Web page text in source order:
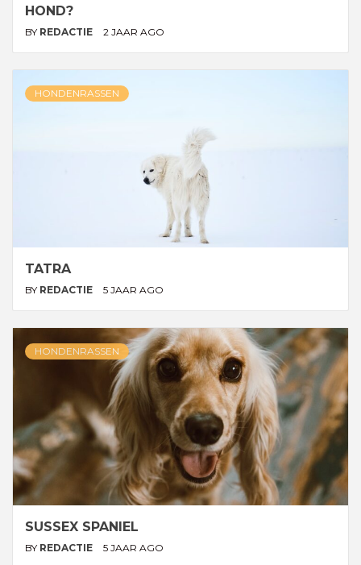
HOND?
BY REDACTIE 2 JAAR AGO
HONDENRASSEN
TATRA
BY REDACTIE 5 JAAR AGO
HONDENRASSEN
SUSSEX SPANIEL
BY REDACTIE 5 JAAR AGO